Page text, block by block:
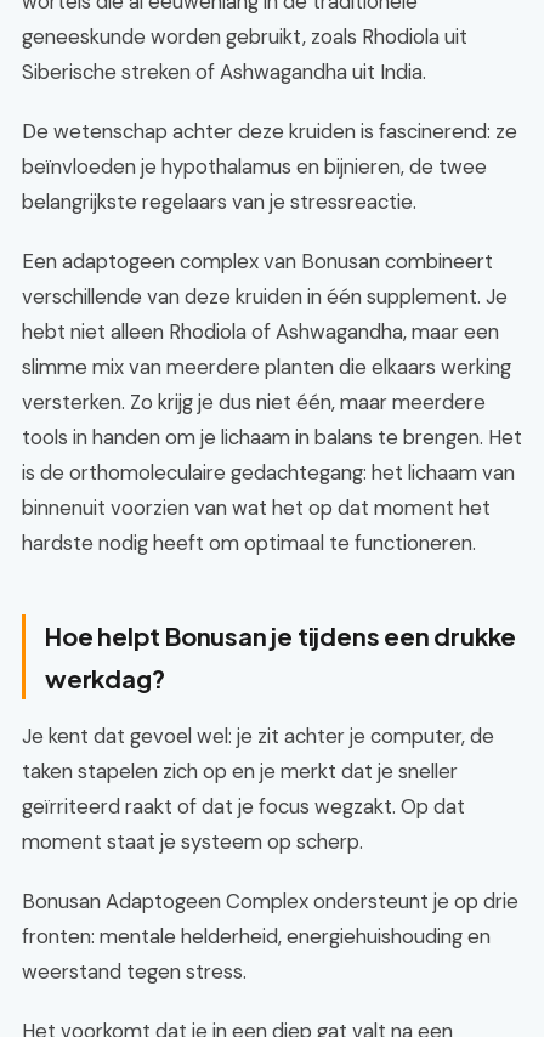
geneeskunde worden gebruikt, zoals Rhodiola uit
Siberische streken of Ashwagandha uit India.
De wetenschap achter deze kruiden is fascinerend: ze
beïnvloeden je hypothalamus en bijnieren, de twee
belangrijkste regelaars van je stressreactie.
Een adaptogeen complex van Bonusan combineert
verschillende van deze kruiden in één supplement. Je
hebt niet alleen Rhodiola of Ashwagandha, maar een
slimme mix van meerdere planten die elkaars werking
versterken. Zo krijg je dus niet één, maar meerdere
tools in handen om je lichaam in balans te brengen. Het
is de orthomoleculaire gedachtegang: het lichaam van
binnenuit voorzien van wat het op dat moment het
hardste nodig heeft om optimaal te functioneren.
Hoe helpt Bonusan je tijdens een drukke
werkdag?
Je kent dat gevoel wel: je zit achter je computer, de
taken stapelen zich op en je merkt dat je sneller
geïrriteerd raakt of dat je focus wegzakt. Op dat
moment staat je systeem op scherp.
Bonusan Adaptogeen Complex ondersteunt je op drie
fronten: mentale helderheid, energiehuishouding en
weerstand tegen stress.
Het voorkomt dat je in een diep gat valt na een